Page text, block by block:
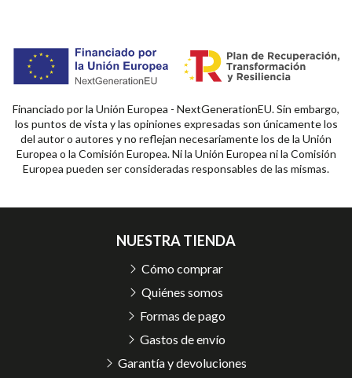
Financiado por la Unión Europea - NextGenerationEU. Sin embargo,
los puntos de vista y las opiniones expresadas son únicamente los
del autor o autores y no reflejan necesariamente los de la Unión
Europea o la Comisión Europea. Ni la Unión Europea ni la Comisión
Europea pueden ser consideradas responsables de las mismas.
NUESTRA TIENDA
Cómo comprar
Quiénes somos
Formas de pago
Gastos de envío
Garantía y devoluciones